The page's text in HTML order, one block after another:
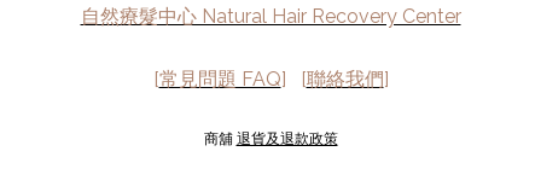
自然療髮中心 Natural Hair Recovery Center
[常見問題 FAQ] [聯絡我們]
商舖 退貨及退款政策